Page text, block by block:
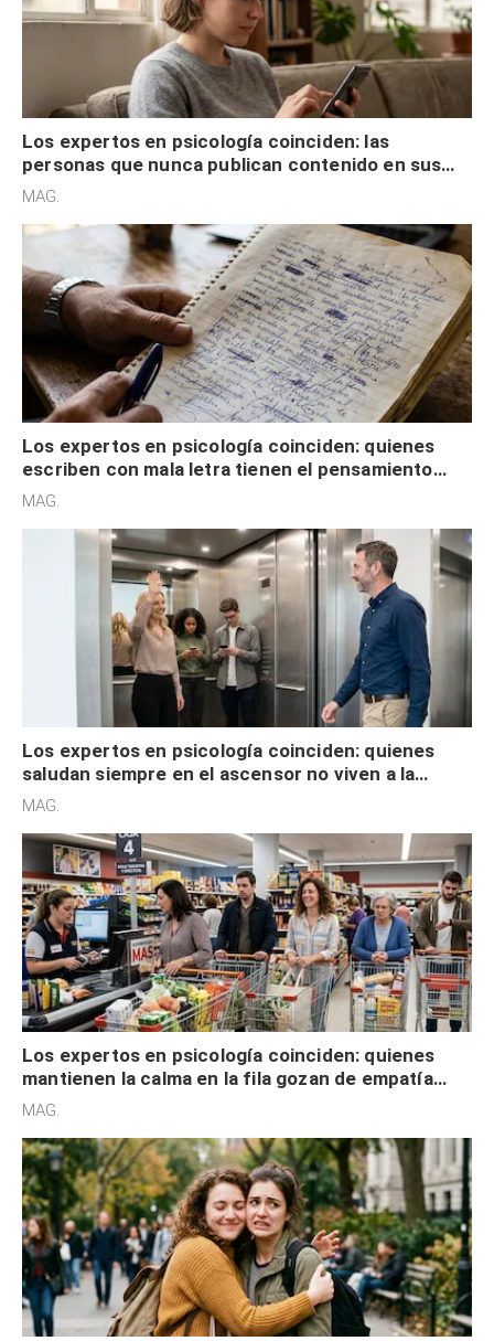
Los expertos en psicología coinciden: las
personas que nunca publican contenido en sus
redes sociales no pretenden buscar validación
MAG.
Los expertos en psicología coinciden: quienes
escriben con mala letra tienen el pensamiento
acelerado y no lo hacen por desinterés
MAG.
Los expertos en psicología coinciden: quienes
saludan siempre en el ascensor no viven a la
defensiva y tienen apertura social
MAG.
Los expertos en psicología coinciden: quienes
mantienen la calma en la fila gozan de empatía
cognitiva, gratitud y no solo tienen autocontrol
MAG.